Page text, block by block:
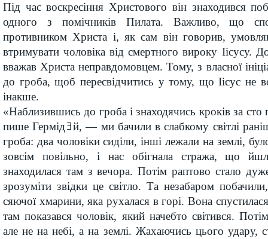
Під час воскресіння Христового він знаходився
одного з помічників Пилата. Важливо, що
противником Христа і, як сам він говорив,
втримувати чоловіка від смертного вироку Іісусу.
вважав Христа неправдомовцем. Тому, з власної
до гроба, щоб пересвідчитись у тому, що Іісус не
інакше.
«Наблизившись до гроба і знаходячись кроків за сто
пише Гермідﾖй, — ми бачили в слабкому світлі
гроба: два чоловіки сиділи, інші лежали на землі,
зовсім повільно, і нас обігнала стража, що
знаходилася там з вечора. Потім раптово стало
зрозуміти звідки це світло. Та незабаром
сяючої хмарини, яка рухалася в горі. Вона
там показався чоловік, який начебто світився.
але не на небі, а на землі. Жахаючись цього удару,